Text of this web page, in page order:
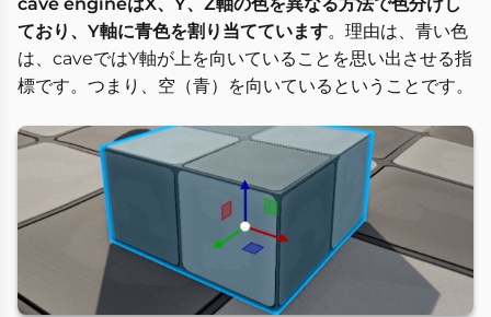
ており、Y軸に青色を割り当てています。理由は、青い色
は、caveではY軸が上を向いていることを思い出させる指
標です。つまり、空（青）を向いているということです。